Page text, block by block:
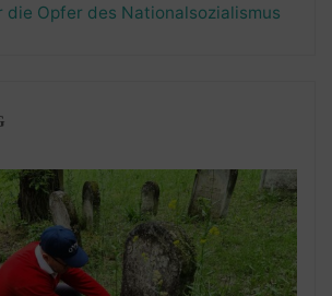
die Opfer des Nationalsozialismus